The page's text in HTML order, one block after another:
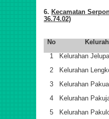
6. Kecamatan
36.74.02)
No
1
Kelurahan
2
Kelurahan
3
Kelurahan
4
Kelurahan
5
Kelurahan